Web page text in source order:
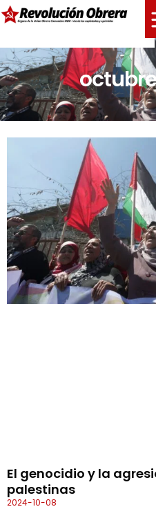
El genocidio y la
palestinas
2024-10-08